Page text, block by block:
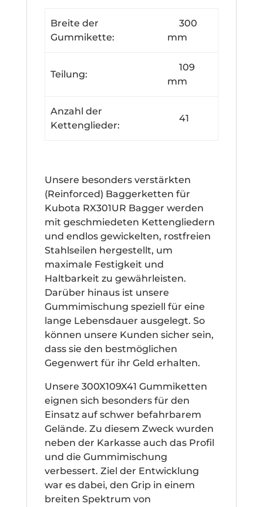
Breite der
Gummikette:
300
mm
Teilung:
109
mm
Anzahl der
Kettenglieder:
41
Unsere besonders verstärkten
(Reinforced) Baggerketten für
Kubota RX301UR Bagger werden
mit geschmiedeten Kettengliedern
und endlos gewickelten, rostfreien
Stahlseilen hergestellt, um
maximale Festigkeit und
Haltbarkeit zu gewährleisten.
Darüber hinaus ist unsere
Gummimischung speziell für eine
lange Lebensdauer ausgelegt. So
können unsere Kunden sicher sein,
dass sie den bestmöglichen
Gegenwert für ihr Geld erhalten.
Unsere 300X109X41 Gummiketten
eignen sich besonders für den
Einsatz auf schwer befahrbarem
Gelände. Zu diesem Zweck wurden
neben der Karkasse auch das Profil
und die Gummimischung
verbessert. Ziel der Entwicklung
war es dabei, den Grip in einem
breiten Spektrum von